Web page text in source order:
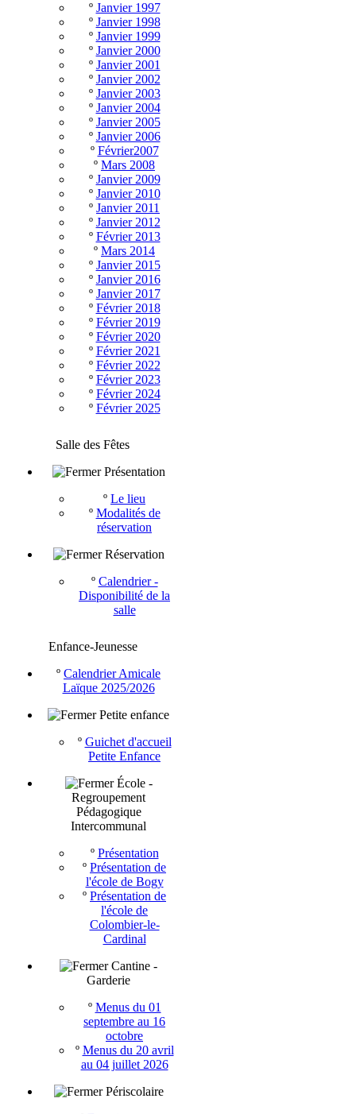
º Janvier 1997
º Janvier 1998
º Janvier 1999
º Janvier 2000
º Janvier 2001
º Janvier 2002
º Janvier 2003
º Janvier 2004
º Janvier 2005
º Janvier 2006
º Février2007
º Mars 2008
º Janvier 2009
º Janvier 2010
º Janvier 2011
º Janvier 2012
º Février 2013
º Mars 2014
º Janvier 2015
º Janvier 2016
º Janvier 2017
º Février 2018
º Février 2019
º Février 2020
º Février 2021
º Février 2022
º Février 2023
º Février 2024
º Février 2025
Salle des Fêtes
Présentation
º Le lieu
º Modalités de
réservation
Réservation
º Calendrier -
Disponibilité de la
salle
Enfance-Jeunesse
º Calendrier Amicale
Laïque 2025/2026
Petite enfance
º Guichet d'accueil
Petite Enfance
École -
Regroupement
Pédagogique
Intercommunal
º Présentation
º Présentation de
l'école de Bogy
º Présentation de
l'école de
Colombier-le-
Cardinal
Cantine -
Garderie
º Menus du 01
septembre au 16
octobre
º Menus du 20 avril
au 04 juillet 2026
Périscolaire